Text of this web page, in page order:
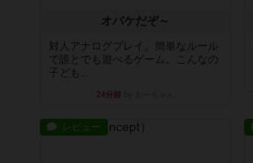
オバケだぞ～
対人アナログプレイ。簡単なルール
で誰とでも遊べるゲーム。こんなの
子ども...
24分前
レビュー